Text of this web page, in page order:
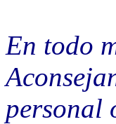
En todo
personal